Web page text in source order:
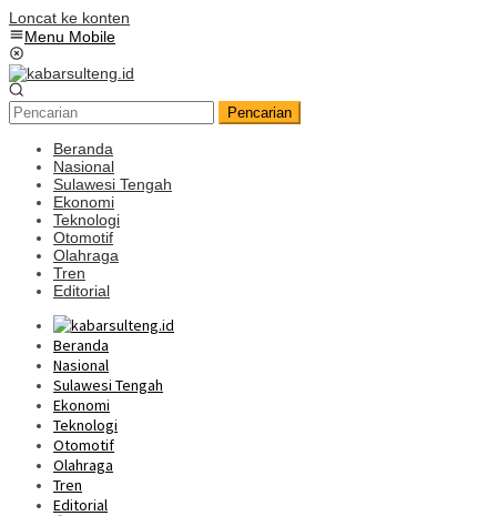
Loncat ke konten
Menu Mobile
Pencarian
Beranda
Nasional
Sulawesi Tengah
Ekonomi
Teknologi
Otomotif
Olahraga
Tren
Editorial
Beranda
Nasional
Sulawesi Tengah
Ekonomi
Teknologi
Otomotif
Olahraga
Tren
Editorial